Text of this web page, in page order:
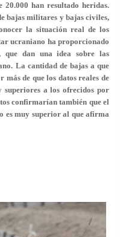
20.000 han resultado heridas.
bajas militares y bajas civiles,
la situación real de los
ucraniano ha proporcionado
que dan una idea sobre las
La cantidad de bajas a que
de que los datos reales de
superiores a los ofrecidos por
confirmarían también que el
es muy superior al que afirma